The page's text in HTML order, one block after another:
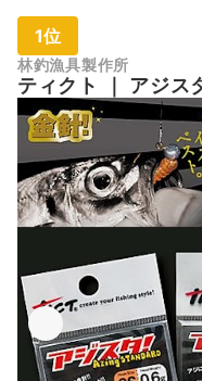
1位
林釣漁具製作所
ティクト アジス